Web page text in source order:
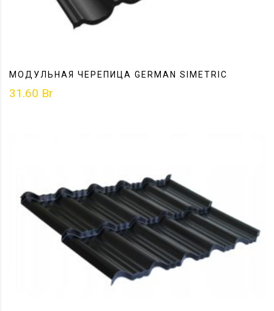
МОДУЛЬНАЯ ЧЕРЕПИЦА GERMAN SIMETRIC
31.60 Br